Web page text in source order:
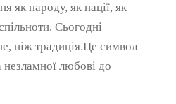
як народу, як нації, як
Сьогодні
ніж традиція.Це символ
незламної любові до